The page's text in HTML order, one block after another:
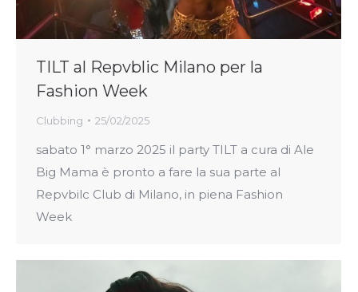
TILT al Repvblic Milano per la
Fashion Week
Clubbing 25/02/2025
sabato 1° marzo 2025 il party TILT a cura di Ale
Big Mama è pronto a fare la sua parte al
Repvbilc Club di Milano, in piena Fashion
Week